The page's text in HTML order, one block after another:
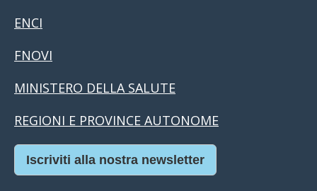
ENCI
FNOVI
MINISTERO DELLA SALUTE
REGIONI E PROVINCE AUTONOME
Iscriviti alla nostra newsletter